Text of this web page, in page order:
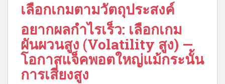
เลือกเกมตามวัตถุประสงค์
อยากผลกำไรเร็ว: เลือกเกม
ผันผวนสูง (Volatility สูง) —
โอกาสแจ็คพอตใหญ่แม้กระนั้น
การเสี่ยงสูง